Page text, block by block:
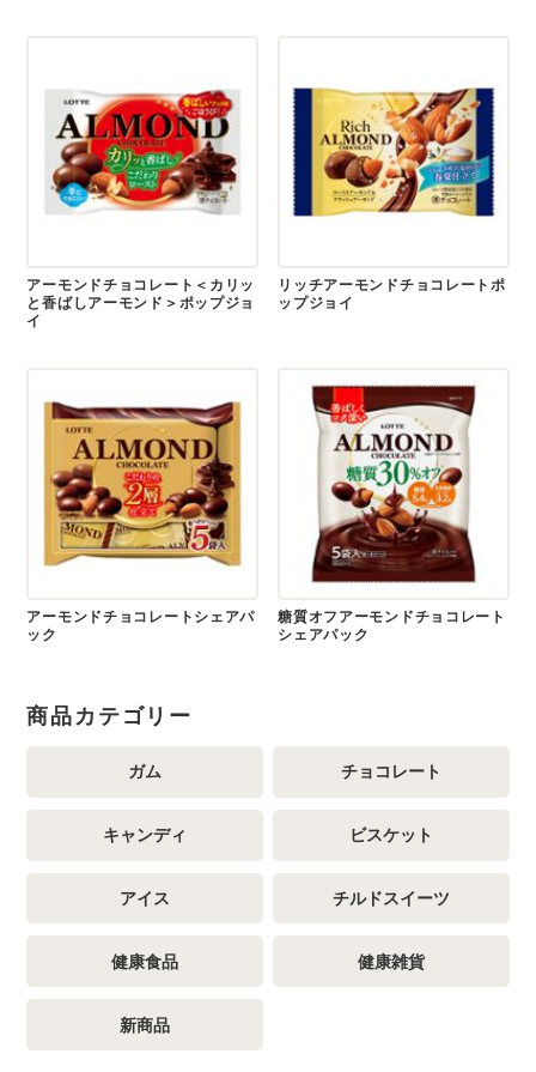
アーモンドチョコレート＜カリッ
と香ばしアーモンド＞ポップジョ
イ
リッチアーモンドチョコレートポ
ップジョイ
アーモンドチョコレートシェアパ
ック
糖質オフアーモンドチョコレート
シェアパック
商品カテゴリー
ガム チョコレート
キャンディ ビスケット
アイス チルドスイーツ
健康食品 健康雑貨
新商品